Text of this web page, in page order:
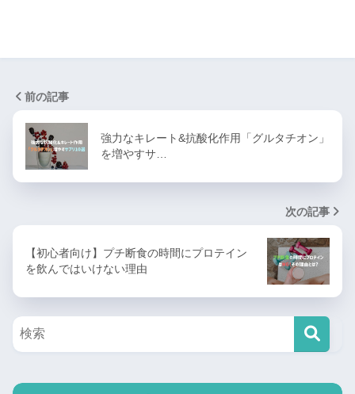
前の記事
強力なキレート&抗酸化作用「グルタチオン」
を増やすサ…
次の記事
【初心者向け】プチ断食の時間にプロテイン
を飲んではいけない理由